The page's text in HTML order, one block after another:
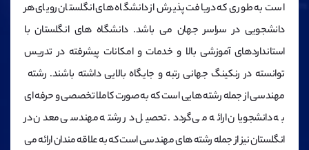
است به طوری که دریافت پذیرش از دانشگاه های انگلستان رویای هر
دانشجویی در سراسر جهان می باشد. دانشگاه های انگلستان با
استانداردهای آموزشی بالا و خدمات و امکانات پیشرفته در تدریس
توانسته در رنکینگ جهانی رتبه و جایگاه بالایی داشته باشند. رشته
مهندسی از جمله رشته هایی است که به صورت کاملا تخصصی و حرفه ای
به دانشجویان ارائه می گردد. تحصیل در رشته مهندسی معدن در
انگلستان نیز از جمله رشته های مهندسی است که به علاقه مندان ارائه می